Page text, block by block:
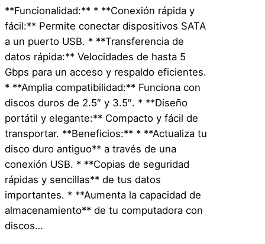
**Funcionalidad:** * **Conexión rápida y
fácil:** Permite conectar dispositivos SATA
a un puerto USB. * **Transferencia de
datos rápida:** Velocidades de hasta 5
Gbps para un acceso y respaldo eficientes.
* **Amplia compatibilidad:** Funciona con
discos duros de 2.5″ y 3.5″. * **Diseño
portátil y elegante:** Compacto y fácil de
transportar. **Beneficios:** * **Actualiza tu
disco duro antiguo** a través de una
conexión USB. * **Copias de seguridad
rápidas y sencillas** de tus datos
importantes. * **Aumenta la capacidad de
almacenamiento** de tu computadora con
discos…